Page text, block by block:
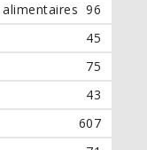
96
45
75
43
607